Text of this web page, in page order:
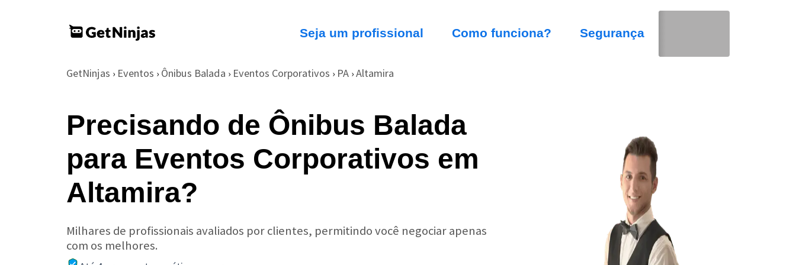
Seja um profissional Como funciona? Segurança
GetNinjas › Eventos › Ônibus Balada › Eventos Corporativos › PA › Altamira
Precisando de Ônibus Balada
para Eventos Corporativos em
Altamira?
Milhares de profissionais avaliados por clientes, permitindo você negociar apenas
com os melhores.